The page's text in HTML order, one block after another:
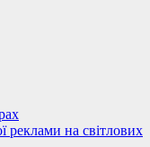
реклами на світлових